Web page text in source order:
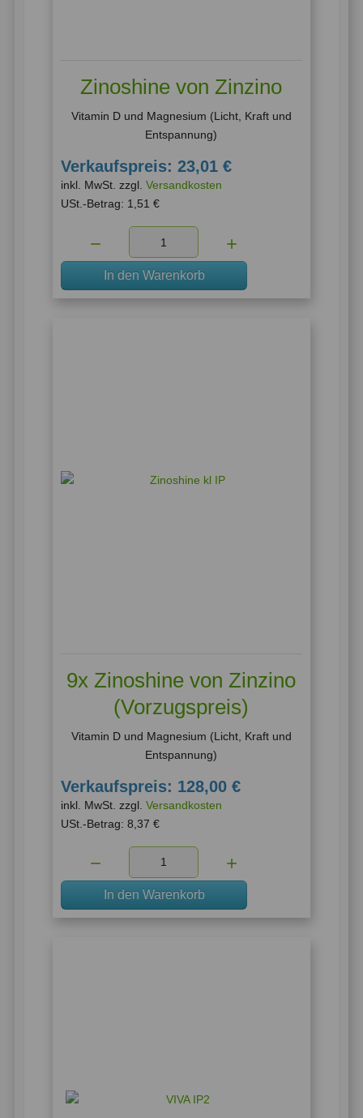
Zinoshine von Zinzino
Vitamin D und Magnesium (Licht, Kraft und
Entspannung)
Verkaufspreis:23,01 €
inkl. MwSt. zzgl.Versandkosten
USt.-Betrag: 1,51 €
In den Warenkorb
9x Zinoshine von Zinzino
(Vorzugspreis)
Vitamin D und Magnesium (Licht, Kraft und
Entspannung)
Verkaufspreis: 128,00 €
inkl. MwSt. zzgl.Versandkosten
USt.-Betrag:8,37 €
In den Warenkorb